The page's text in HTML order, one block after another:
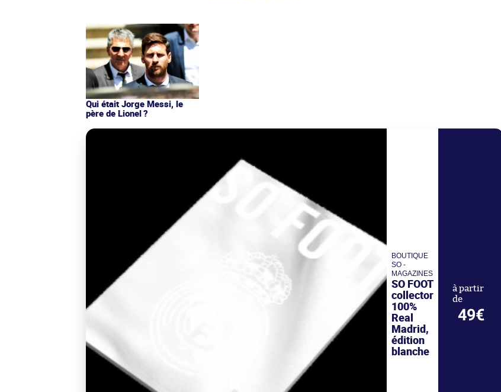
Qui était Jorge Messi, le
père de Lionel ?
BOUTIQUE
SO -
MAGAZINES
SO FOOT
collector
100%
Real
Madrid,
édition
blanche
à partir
de
49€